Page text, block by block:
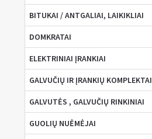
BITUKAI / ANTGALIAI, LAIKIKLIAI
DOMKRATAI
ELEKTRINIAI ĮRANKIAI
GALVUČIŲ IR ĮRANKIŲ KOMPLEKTAI
GALVUTĖS , GALVUČIŲ RINKINIAI
GUOLIŲ NUĖMĖJAI